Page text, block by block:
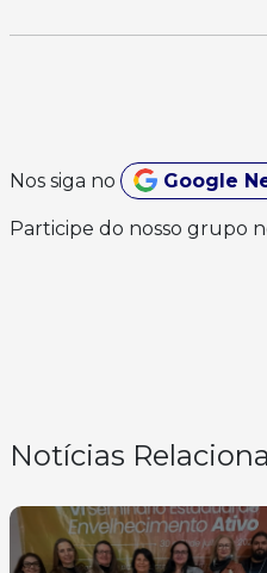
Nos siga no Google
Participe do nosso grupo
Notícias